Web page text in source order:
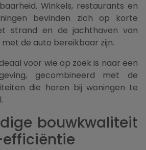
Winkels, restaurants en
bevinden zich op korte
strand en de jachthaven van
de auto bereikbaar zijn.
voor wie op zoek is naar een
gecombineerd met de
die horen bij woningen te
bouwkwaliteit